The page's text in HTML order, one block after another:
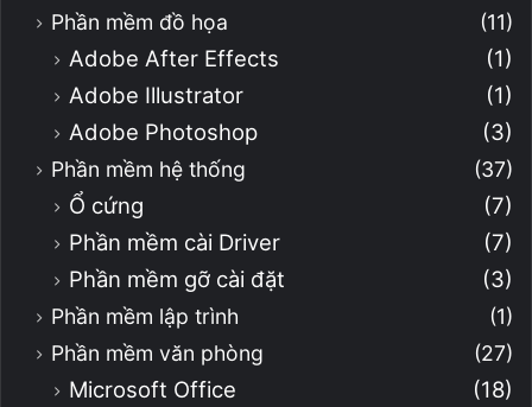
Phần mềm đồ họa
(11)
Adobe After Effects
(1)
Adobe Illustrator
(1)
Adobe Photoshop
(3)
Phần mềm hệ thống (37)
Ổ cứng
(7)
Phần mềm cài Driver
(7)
Phần mềm gỡ cài đặt
(3)
Phần mềm lập trình
(1)
Phần mềm văn phòng
(27)
Microsoft Office
(18)